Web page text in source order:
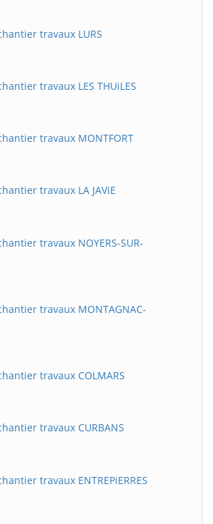
travaux LURS
travaux LES THUiLES
travaux MONTFORT
travaux LA JAViE
travaux NOYERS-SUR-
travaux MONTAGNAC-
travaux COLMARS
travaux CURBANS
travaux ENTREPiERRES